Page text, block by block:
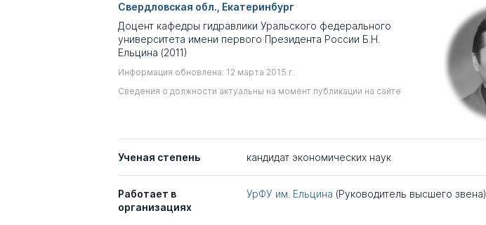
Свердловская обл., Екатеринбург
Доцент кафедры гидравлики Уральского федерального
университета имени первого Президента России Б.Н.
Ельцина (2011)
Информация обновлена: 12 марта 2015 г.
Сведения о должности актуальны на момент публикации на сайте
Ученая степень кандидат экономических наук
Работает в
организациях
УрФУ им. Ельцина (Руководитель высшего звена)